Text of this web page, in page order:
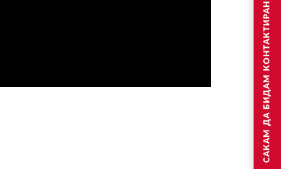
САКАМ ДА БИДАМ КОНТАКТИРАН